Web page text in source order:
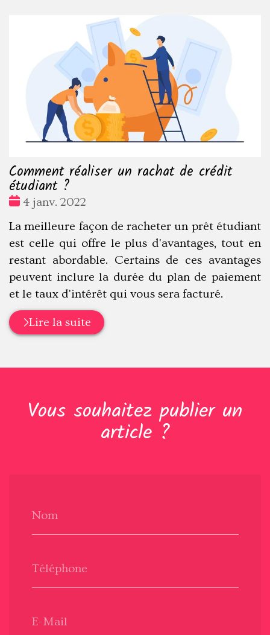
Comment réaliser un rachat de crédit
étudiant ?
Date
4 janv. 2022
La meilleure façon de racheter un prêt étudiant
est celle qui offre le plus d'avantages, tout en
restant abordable. Certains de ces avantages
peuvent inclure la durée du plan de paiement
et le taux d'intérêt qui vous sera facturé.
Lire la suite
Vous souhaitez publier un
article ?
Nom
Téléphone
E-Mail